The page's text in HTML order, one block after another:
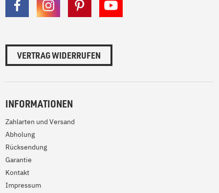
VERTRAG WIDERRUFEN
INFORMATIONEN
Zahlarten und Versand
Abholung
Rücksendung
Garantie
Kontakt
Impressum